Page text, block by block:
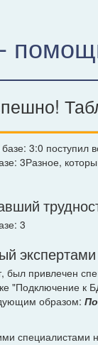
-
3:0 поступил
3Разное,
3
был привлечен
"Подключение к
образом:
специалистами